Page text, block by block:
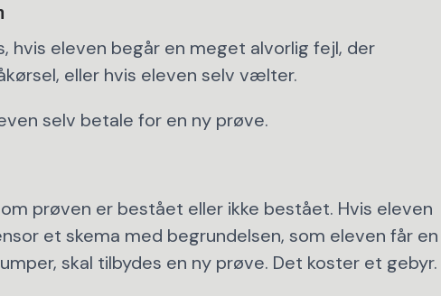
hvis eleven begår en meget alvorlig fejl, der
eller hvis eleven selv vælter.
selv betale for en ny prøve.
prøven er bestået eller ikke bestået. Hvis eleven
et skema med begrundelsen, som eleven får en
skal tilbydes en ny prøve. Det koster et gebyr.